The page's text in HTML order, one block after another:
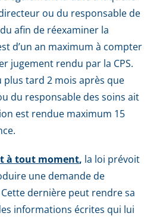
ou du responsable de
afin de réexaminer la
d’un an maximum à compter
jugement rendu par la CPS.
plus tard 2 mois après que
du responsable des soins ait
est rendue maximum 15
à tout moment, la loi prévoit
une demande de
Cette dernière peut rendre sa
informations écrites qui lui